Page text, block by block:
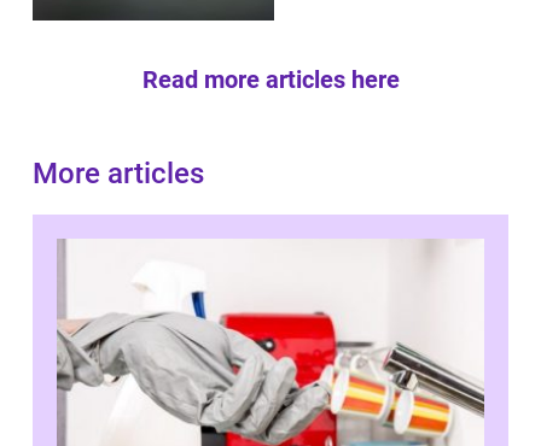
Read more articles here
More articles